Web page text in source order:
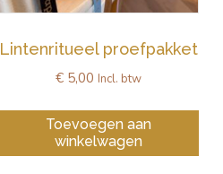
Lintenritueel proefpakket
€5,00 Incl. btw
Toevoegen aan
winkelwagen